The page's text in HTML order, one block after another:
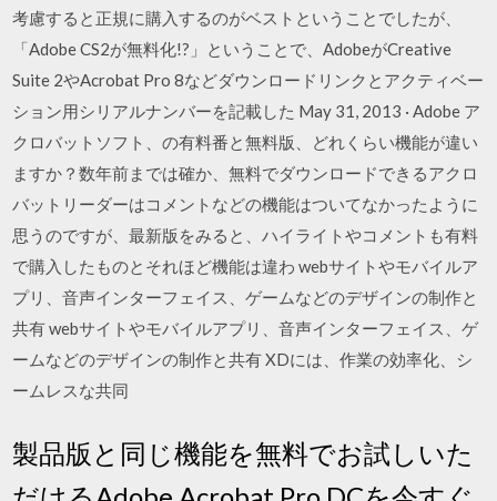
考慮すると正規に購入するのがベストということでしたが、
「Adobe CS2が無料化!?」ということで、AdobeがCreative
Suite 2やAcrobat Pro 8などダウンロードリンクとアクティベー
ション用シリアルナンバーを記載した May 31, 2013 · Adobe ア
クロバットソフト、の有料番と無料版、どれくらい機能が違い
ますか？数年前までは確か、無料でダウンロードできるアクロ
バットリーダーはコメントなどの機能はついてなかったように
思うのですが、最新版をみると、ハイライトやコメントも有料
で購入したものとそれほど機能は違わ webサイトやモバイルア
プリ、音声インターフェイス、ゲームなどのデザインの制作と
共有 webサイトやモバイルアプリ、音声インターフェイス、ゲ
ームなどのデザインの制作と共有 XDには、作業の効率化、シ
ームレスな共同
製品版と同じ機能を無料でお試しいた